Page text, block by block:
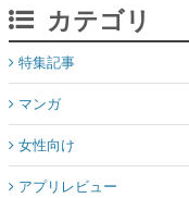
カテゴリ
特集記事
マンガ
女性向け
アプリレビュー